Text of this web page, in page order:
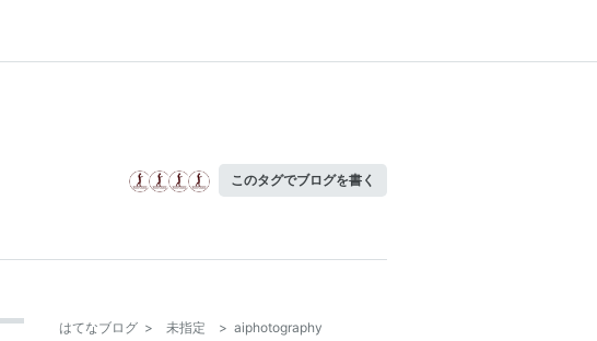
このタグでブログを書く
はてなブログ > 未指定 > aiphotography